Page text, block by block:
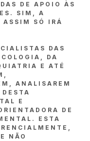
DE APOIO ÀS
SIM, A
ASSIM SÓ IRÁ
DAS
DA
E ATÉ
ANALISAREM
E
DE
ESTA
NÃO